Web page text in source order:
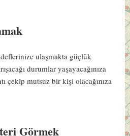
ulaşmakta güçlük
durumlar yaşayacağınıza
çekip mutsuz bir kişi olacağınıza
Görmek